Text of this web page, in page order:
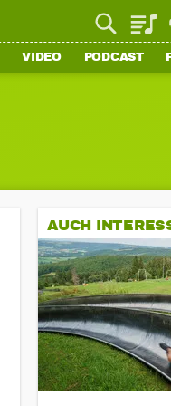
VIDEO PODCAST
AUCH